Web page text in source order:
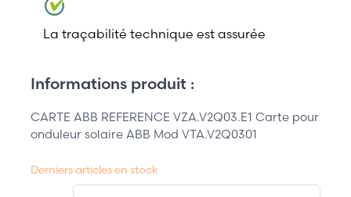
La traçabilité technique est assurée
Informations produit :
CARTE ABB REFERENCE VZA.V2Q03.E1 Carte pour
onduleur solaire ABB Mod VTA.V2Q0301
Derniers articles en stock